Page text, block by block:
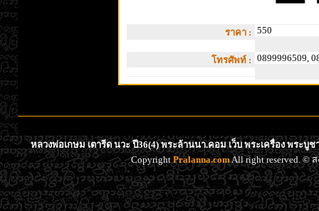
ราคา : 550
โทรศัพท์ : 0899996509,
หลวงพ่อเกษม เตารีด นวะ ปี36(4) พระล้านนา.คอม เว็บ พระเครื่อง พระ
CopyrightPralanna.comAll right reserved. ©